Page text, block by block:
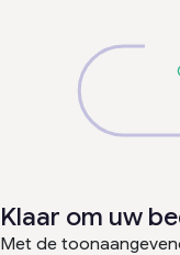
Klaar om uw
Met de